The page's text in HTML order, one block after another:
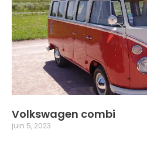
Volkswagen combi
juin 5, 2023